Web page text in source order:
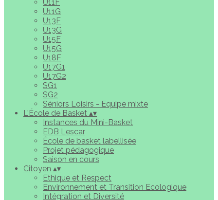
U11F
U11G
U13F
U13G
U15F
U15G
U18F
U17G1
U17G2
SG1
SG2
Séniors Loisirs - Equipe mixte
L'École de Basket ▴▾
Instances du Mini-Basket
EDB Lescar
École de basket labellisée
Projet pédagogique
Saison en cours
Citoyen ▴▾
Ethique et Respect
Environnement et Transition Ecologique
Intégration et Diversité